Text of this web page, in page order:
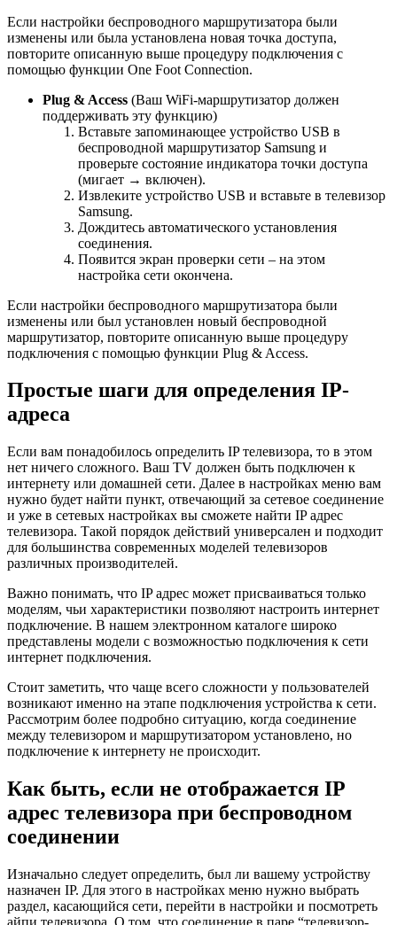
Если настройки беспроводного маршрутизатора были
изменены или была установлена новая точка доступа,
повторите описанную выше процедуру подключения с
помощью функции One Foot Connection.
Plug & Access (Ваш WiFi-маршрутизатор должен
поддерживать эту функцию)
Вставьте запоминающее устройство USB в
беспроводной маршрутизатор Samsung и
проверьте состояние индикатора точки доступа
(мигает → включен).
Извлеките устройство USB и вставьте в телевизор
Samsung.
Дождитесь автоматического установления
соединения.
Появится экран проверки сети – на этом
настройка сети окончена.
Если настройки беспроводного маршрутизатора были
изменены или был установлен новый беспроводной
маршрутизатор, повторите описанную выше процедуру
подключения с помощью функции Plug & Access.
Простые шаги для определения IP-
адреса
Если вам понадобилось определить IP телевизора, то в этом
нет ничего сложного. Ваш TV должен быть подключен к
интернету или домашней сети. Далее в настройках меню вам
нужно будет найти пункт, отвечающий за сетевое соединение
и уже в сетевых настройках вы сможете найти IP адрес
телевизора. Такой порядок действий универсален и подходит
для большинства современных моделей телевизоров
различных производителей.
Важно понимать, что IP адрес может присваиваться только
моделям, чьи характеристики позволяют настроить интернет
подключение. В нашем электронном каталоге широко
представлены модели с возможностью подключения к сети
интернет подключения.
Стоит заметить, что чаще всего сложности у пользователей
возникают именно на этапе подключения устройства к сети.
Рассмотрим более подробно ситуацию, когда соединение
между телевизором и маршрутизатором установлено, но
подключение к интернету не происходит.
Как быть, если не отображается IP
адрес телевизора при беспроводном
соединении
Изначально следует определить, был ли вашему устройству
назначен IP. Для этого в настройках меню нужно выбрать
раздел, касающийся сети, перейти в настройки и посмотреть